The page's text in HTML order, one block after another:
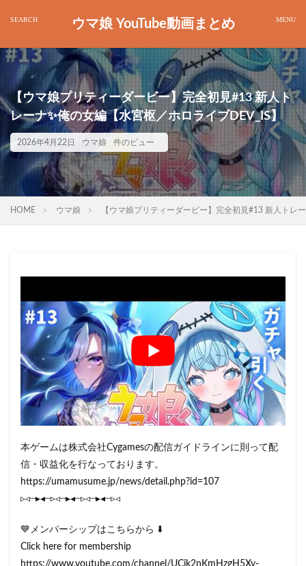
ウマ娘 YouTube動画まとめ
【ウマ娘プリティーダービー】完全初見#13 新人ト
レーナ✨️俺の女編【水宮枢／ホロライブDEV_IS】
2026年4月22日 ウマ娘 件のビュー
HOME ウマ娘 【ウマ娘プリティーダービー】完全初見#13 新人トレ
本ゲームは株式会社Cygamesの配信ガイドラインに則って配
信・収益化を行なっております。
https://umamusume.jp/news/detail.php?id=107
▹◃┄▸◂┄▹◃┄▸◂┄▹◃┄▸◂┄▹◃
💙メンバーシップはこちらから ⬇️
Click here for membership